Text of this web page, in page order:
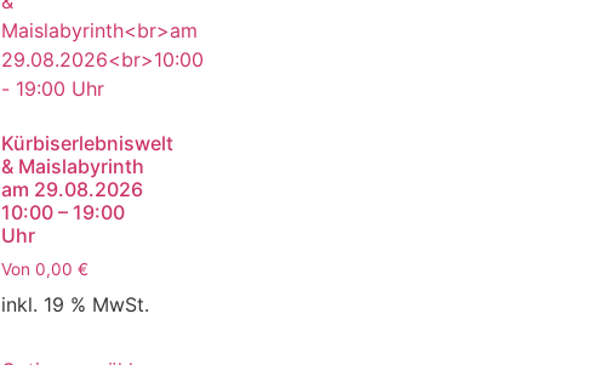
Kürbiserlebniswelt
& Maislabyrinth
am 29.08.2026
10:00 – 19:00
Uhr
Von 0,00 €
inkl. 19 % MwSt.